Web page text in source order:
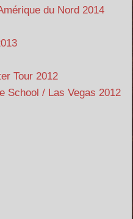
du Nord 2014
Tour 2012
School / Las Vegas 2012